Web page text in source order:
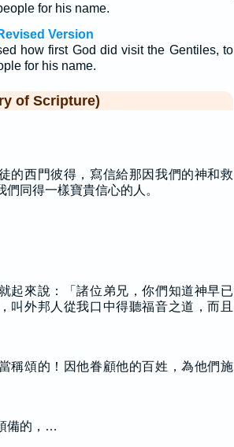
for his name.
Version
how first God did visit the Gentiles, to
for his name.
of Scripture)
的西門彼得，寫信給那因我們的神和救
同得一樣寶貴信心的人。
起來說：「諸位弟兄，你們知道神早已
叫外邦人從我口中得聽福音之道，而且
稱頌的！因他眷顧他的百姓，為他們施
備的，…